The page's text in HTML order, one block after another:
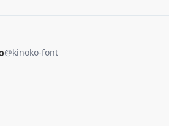
@kinoko-font